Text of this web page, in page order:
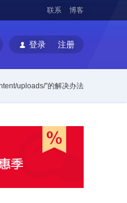
联系 博客
登录 注册
uploads/”的解决办法